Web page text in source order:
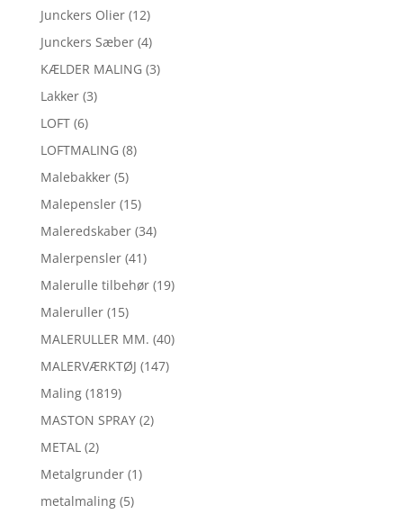
Junckers Olier (12)
Junckers Sæber (4)
KÆLDER MALING (3)
Lakker (3)
LOFT (6)
LOFTMALING (8)
Malebakker (5)
Malepensler (15)
Maleredskaber (34)
Malerpensler (41)
Malerulle tilbehør (19)
Maleruller (15)
MALERULLER MM. (40)
MALERVÆRKTØJ (147)
Maling (1819)
MASTON SPRAY (2)
METAL (2)
Metalgrunder (1)
metalmaling (5)